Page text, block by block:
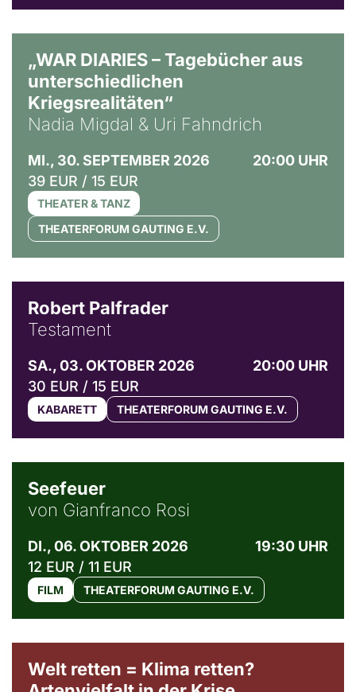
„WAR DIARIES – Tagebücher aus
unterschiedlichen
Kriegsrealitäten“
Nadia Migdal & Uri Fahndrich
MI., 30. SEPTEMBER 2026
20:00 UHR
39 EUR / 15 EUR
THEATER & TANZ
THEATERFORUM GAUTING E.V.
Robert Palfrader
Testament
SA., 03. OKTOBER 2026
20:00 UHR
30 EUR / 15 EUR
KABARETT THEATERFORUM GAUTING E.V.
Seefeuer
von Gianfranco Rosi
DI., 06. OKTOBER 2026
19:30 UHR
12 EUR / 11 EUR
FILM THEATERFORUM GAUTING E.V.
Welt retten = Klima retten?